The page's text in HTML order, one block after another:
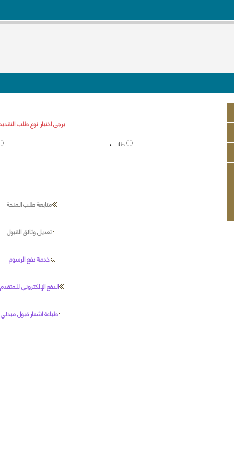
يرجى اختيار نوع طلب
طلاب
متابعة طلب المنحة
تعديل وثائق القبول
خدمة دفع الرسوم
الدفع الإلكتروني للمتقدم
طباعة اشعار قبول مبدئي